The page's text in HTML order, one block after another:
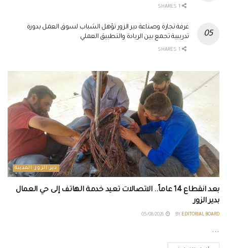
غرفة تجارة وصناعة دير الزور تؤهل الشباب لسوق العمل بدورة
تدريبية تجمع بين الريادة والتطبيق العملي
دير الزور المدينة
بعد انقطاع 14 عاماً.. الاتصالات تعيد خدمة الهاتف إلى حي العمال
بدير الزور
BY EDITORIAL BOARD
...